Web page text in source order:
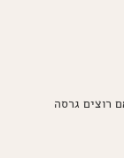
רוצים גרסה